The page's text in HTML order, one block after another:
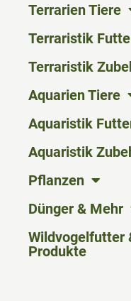
Terrarien Tiere
Terraristik
Terraristik
Aquarien Tiere
Aquaristik
Aquaristik
Pflanzen
Dünger & Mehr
Wildvogelfutter
Produkte